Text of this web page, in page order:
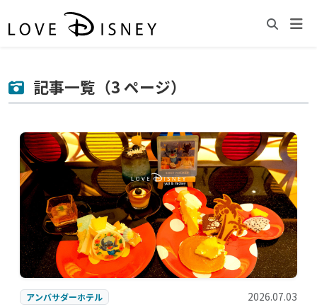
記事一覧（3 ページ）
アンバサダーホテル 2026.07.03